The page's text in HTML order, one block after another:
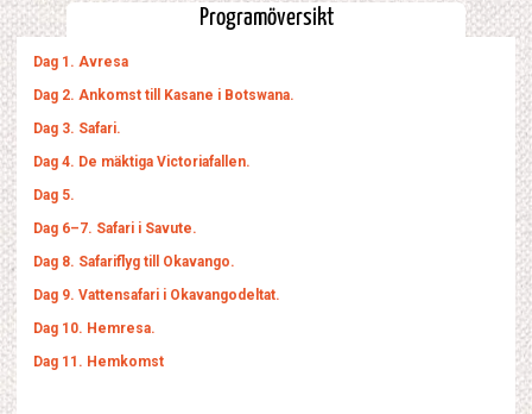
Programöversikt
Dag 1. Avresa
Dag 2. Ankomst till Kasane i Botswana.
Dag 3. Safari.
Dag 4. De mäktiga Victoriafallen.
Dag 5.
Dag 6–7. Safari i Savute.
Dag 8. Safariflyg till Okavango.
Dag 9. Vattensafari i Okavangodeltat.
Dag 10. Hemresa.
Dag 11. Hemkomst